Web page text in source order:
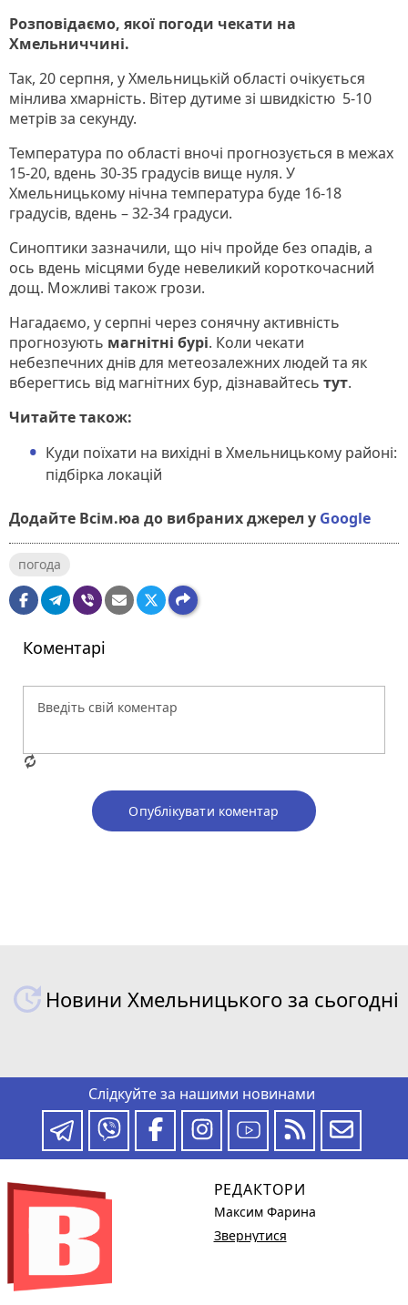
Розповідаємо, якої погоди чекати на
Хмельниччині.
Так, 20 серпня, у Хмельницькій області очікується
мінлива хмарність. Вітер дутиме зі швидкістю 5-10
метрів за секунду.
Температура по області вночі прогнозується в межах
15-20, вдень 30-35 градусів вище нуля. У
Хмельницькому нічна температура буде 16-18
градусів, вдень – 32-34 градуси.
Синоптики зазначили, що ніч пройде без опадів, а
ось вдень місцями буде невеликий короткочасний
дощ. Можливі також грози.
Нагадаємо, у серпні через сонячну активність
прогнозують магнітні бурі. Коли чекати
небезпечних днів для метеозалежних людей та як
вберегтись від магнітних бур, дізнавайтесь тут.
Читайте також:
Куди поїхати на вихідні в Хмельницькому районі:
підбірка локацій
Додайте Всім.юа до вибраних джерел у Google
погода
Коментарі
Опублікувати коментар
Новини Хмельницького за сьогодні
Слідкуйте за нашими новинами
РЕДАКТОРИ
Максим Фарина
Звернутися